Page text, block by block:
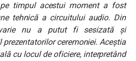
timpul acestui moment a fost
tehnică a circuitului audio. Din
nu a putut fi sesizată și
ceremoniei. Aceștia
cu locul de oficiere, interpretând